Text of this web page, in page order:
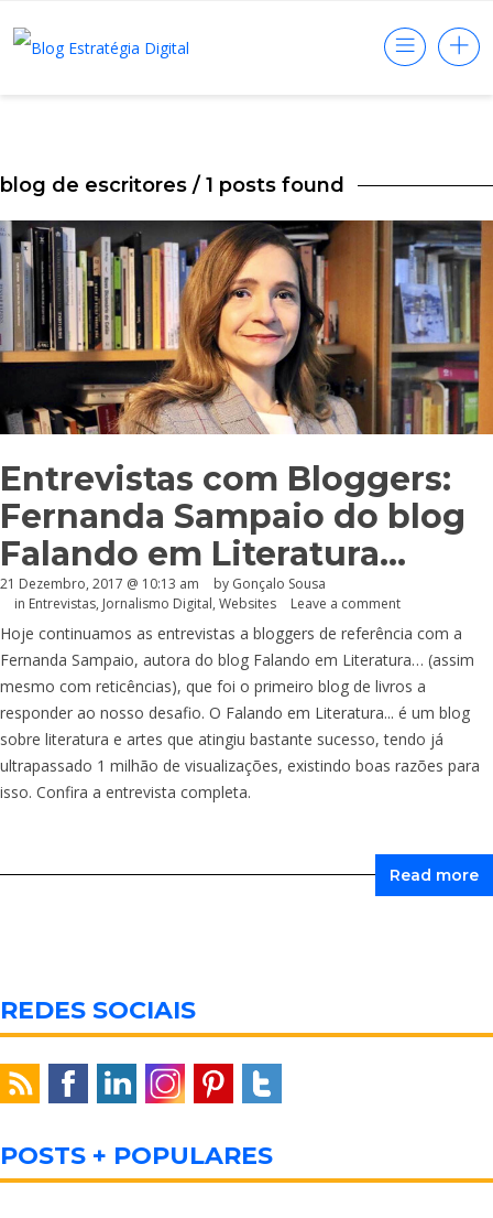
blog de escritores / 1 posts found
Entrevistas com Bloggers:
Fernanda Sampaio do blog
Falando em Literatura…
21 Dezembro, 2017 @ 10:13 am by Gonçalo Sousa
in Entrevistas, Jornalismo Digital, Websites Leave a comment
Hoje continuamos as entrevistas a bloggers de referência com a
Fernanda Sampaio, autora do blog Falando em Literatura… (assim
mesmo com reticências), que foi o primeiro blog de livros a
responder ao nosso desafio. O Falando em Literatura... é um blog
sobre literatura e artes que atingiu bastante sucesso, tendo já
ultrapassado 1 milhão de visualizações, existindo boas razões para
isso. Confira a entrevista completa.
Read more
REDES SOCIAIS
POSTS + POPULARES